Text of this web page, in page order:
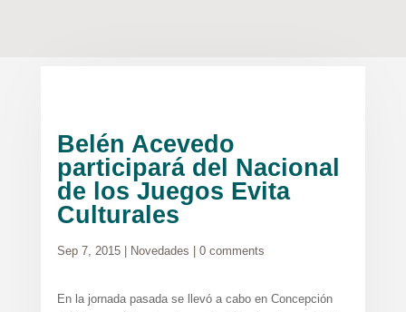
Belén Acevedo
participará del Nacional
de los Juegos Evita
Culturales
Sep 7, 2015| Novedades 0 comments
En la jornada pasada se llevó a cabo en Concepción